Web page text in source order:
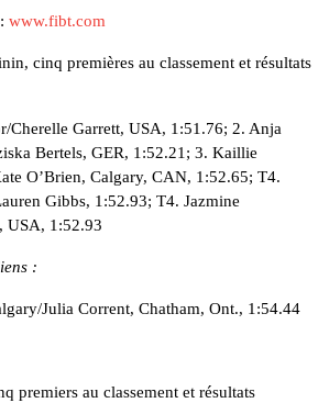
www.fibt.com
cinq premières au classement et résultats
Cherelle Garrett, USA, 1:51.76; 2. Anja
Bertels, GER, 1:52.21; 3. Kaillie
O’Brien, Calgary, CAN, 1:52.65; T4.
Gibbs, 1:52.93; T4. Jazmine
USA, 1:52.93
:
Julia Corrent, Chatham, Ont., 1:54.44
premiers au classement et résultats